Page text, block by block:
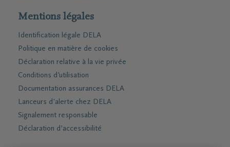
Mentions légales
Identification légale DELA
Politique en matière de cookies
Déclaration relative à la vie privée
Conditions d'utilisation
Documentation assurances DELA
Lanceurs d'alerte chez DELA
Signalement responsable
Déclaration d’accessibilité